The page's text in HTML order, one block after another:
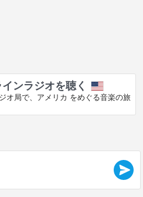
ンラジオを聴く
オ局で、アメリカ をめぐる音楽の旅